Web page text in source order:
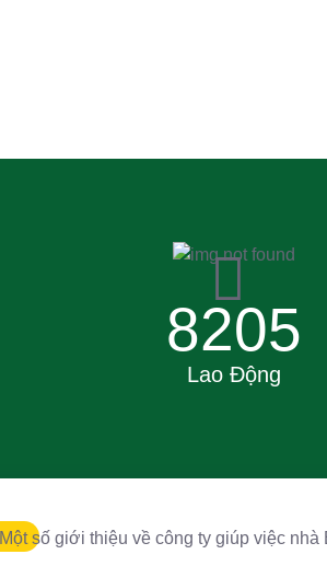
8205
Lao Động
Một số giới thiệu về công ty giúp việc nhà